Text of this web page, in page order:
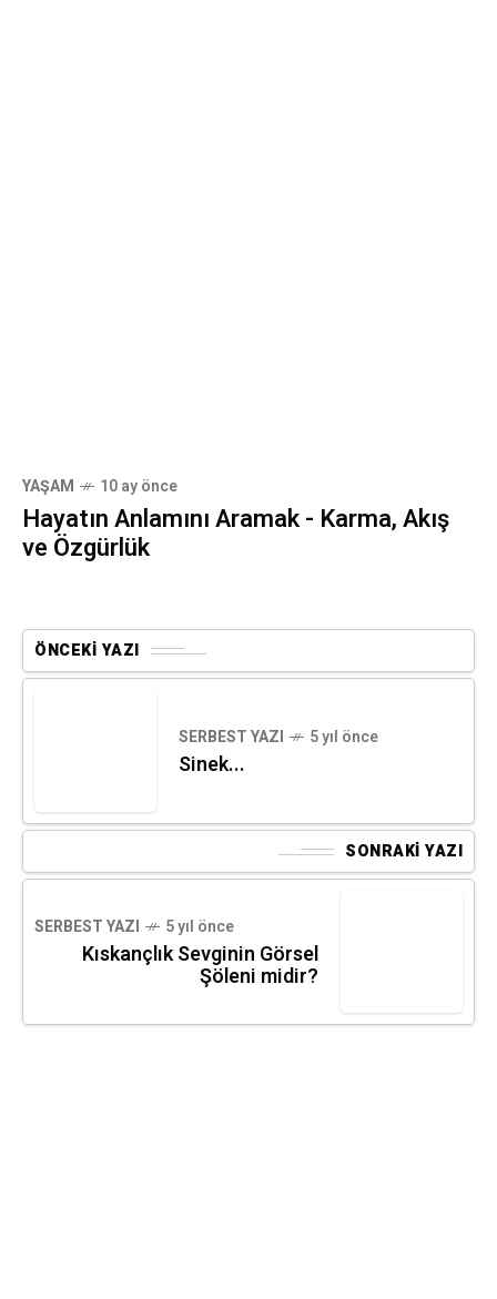
YAŞAM 10 ay önce
Hayatın Anlamını Aramak - Karma, Akış
ve Özgürlük
ÖNCEKI YAZI
SERBEST YAZI 5 yıl önce
Sinek...
SONRAKI YAZI
SERBEST YAZI 5 yıl önce
Kıskançlık Sevginin Görsel
Şöleni midir?